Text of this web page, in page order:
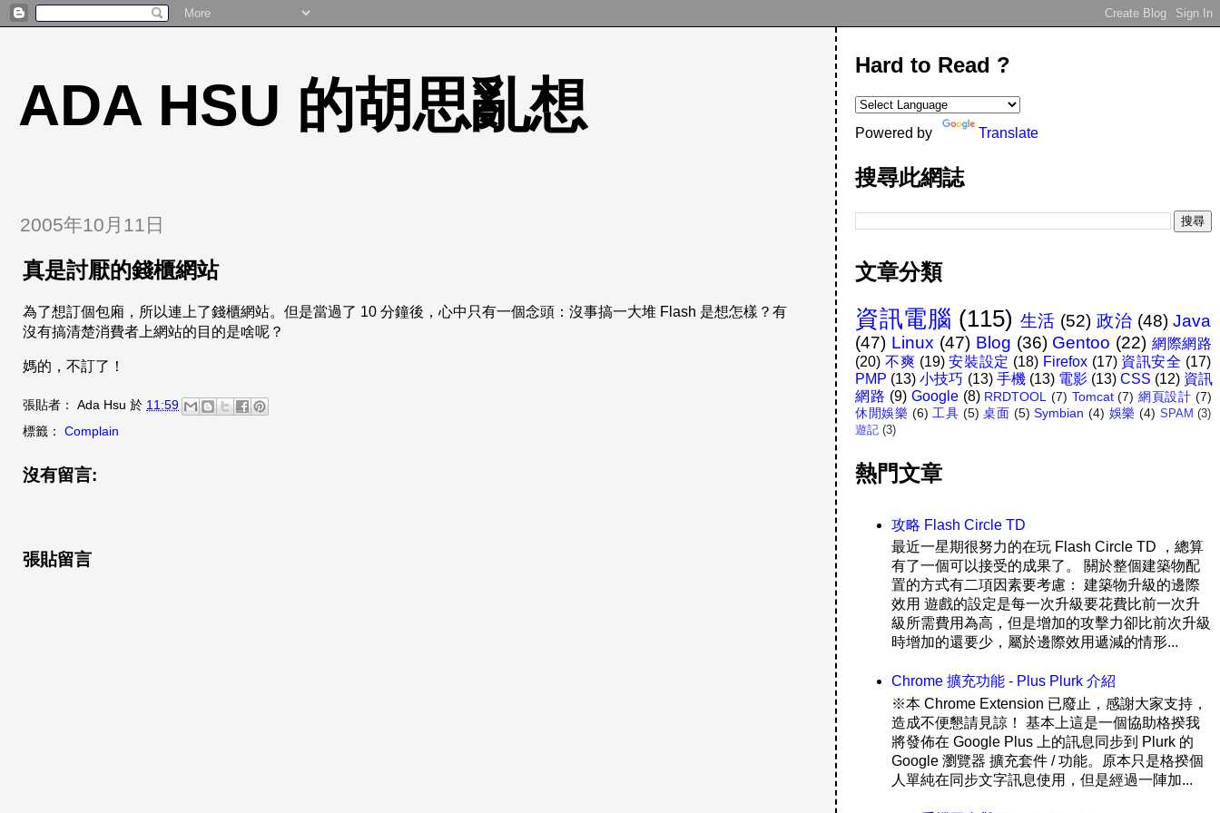
ADA HSU 的胡思亂想
2005年10月11日
真是討厭的錢櫃網站
為了想訂個包廂，所以連上了錢櫃網站。但是當過了 10 分鐘後，心中只有一個念頭：沒事搞一大堆 Flash 是想怎樣？有
沒有搞清楚消費者上網站的目的是啥呢？
媽的，不訂了！
張貼者： Ada Hsu 於 11:59
標籤： Complain
沒有留言:
張貼留言
Hard to Read ?
Powered by Translate
搜尋此網誌
文章分類
資訊電腦 (115) 生活 (52) 政治 (48) Java
(47) Linux (47) Blog (36) Gentoo (22) 網際網路
(20) 不爽 (19) 安裝設定 (18) Firefox (17) 資訊安全 (17)
PMP (13) 小技巧 (13) 手機 (13) 電影 (13) CSS (12) 資訊
網路 (9) Google (8) RRDTOOL (7) Tomcat (7) 網頁設計 (7)
休閒娛樂 (6) 工具 (5) 桌面 (5) Symbian (4) 娛樂 (4) SPAM (3)
遊記 (3)
熱門文章
攻略 Flash Circle TD
最近一星期很努力的在玩 Flash Circle TD ，總算
有了一個可以接受的成果了。 關於整個建築物配
置的方式有二項因素要考慮： 建築物升級的邊際
效用 遊戲的設定是每一次升級要花費比前一次升
級所需費用為高，但是增加的攻擊力卻比前次升級
時增加的還要少，屬於邊際效用遞減的情形...
Chrome 擴充功能 - Plus Plurk 介紹
※本 Chrome Extension 已廢止，感謝大家支持，
造成不便懇請見諒！ 基本上這是一個協助格揆我
將發佈在 Google Plus 上的訊息同步到 Plurk 的
Google 瀏覽器 擴充套件 / 功能。原本只是格揆個
人單純在同步文字訊息使用，但是經過一陣加...